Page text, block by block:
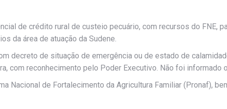
de crédito rural de custeio pecuário, com recursos do FNE,
da área de atuação da Sudene.
decreto de situação de emergência ou de estado de
com reconhecimento pelo Poder Executivo. Não foi informado
Nacional de Fortalecimento da Agricultura Familiar (Pronaf),